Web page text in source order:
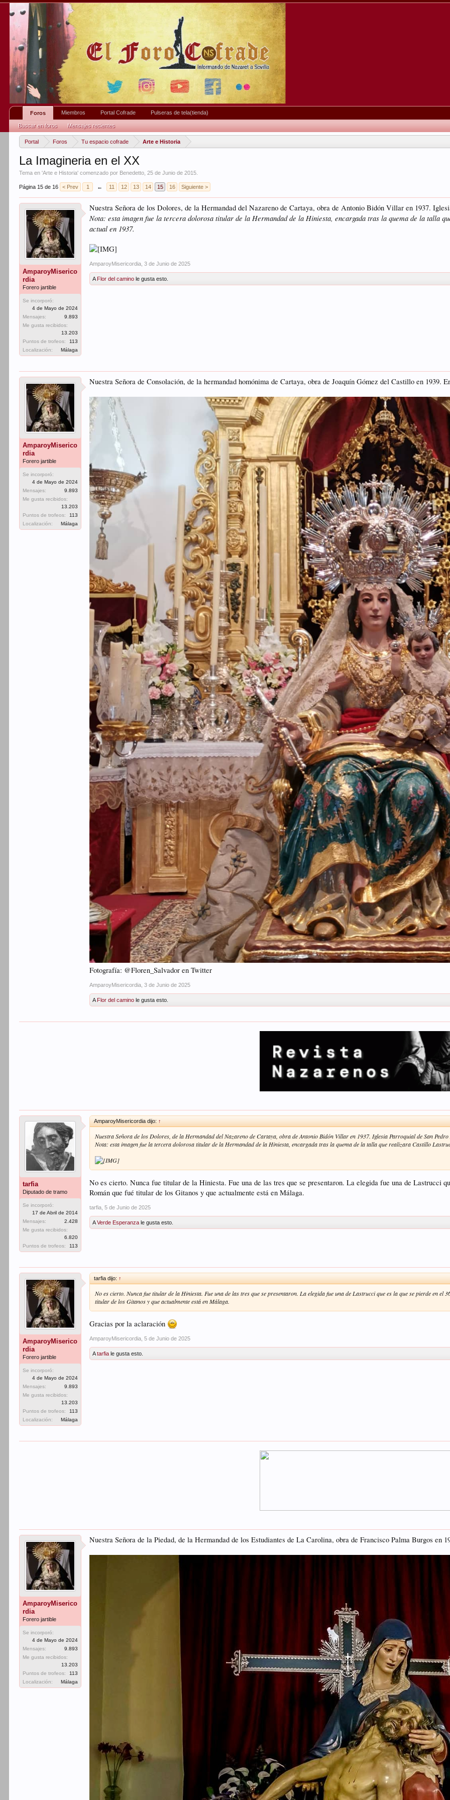
Portal Foros Tu espacio cofrade Arte e Historia
La Imagineria en el XX
Tema en 'Arte e Historia' comenzado por Benedetto ,25 de Junio de 2015
Página 15 de 16 < Prev 1 ← 11 12 13 14 15 16 Siguiente >
AmparoyMiserico
rdia
Forero jartible
Se incorporó:
4 de Mayo de 2024
Mensajes:
9.893
Me gusta recibidos:
13.203
Puntos de trofeos:
113
Localización:
Málaga
Nuestra Señora de los Dolores, de la Hermandad del Nazareno de Cartaya, obra de Antonio Bidón Villar en 1937.
Nota: esta imagen fue la tercera dolorosa titular de la Hermandad de la Hiniesta, encargada tras la quema de la talla
actual en 1937.
AmparoyMisericordia 3 de Junio de 2025
AFlor del camino le gusta esto.
AmparoyMiserico
rdia
Forero jartible
Se incorporó:
4 de Mayo de 2024
Mensajes:
9.893
Me gusta recibidos:
13.203
Puntos de trofeos:
113
Localización:
Málaga
Nuestra Señora de Consolación, de la hermandad homónima de Cartaya, obra de Joaquín Gómez del Castillo en 1939.
Fotografía: @Floren_Salvador en Twitter
AmparoyMisericordia 3 de Junio de 2025
AFlor del camino le gusta esto.
tarfia
Diputado de tramo
Se incorporó:
17 de Abril de 2014
Mensajes:
2.428
Me gusta recibidos:
6.820
Puntos de trofeos:
113
AmparoyMisericordia dijo: ↑
Nuestra Señora de los Dolores, de la Hermandad del Nazareno de Cartaya, obra de Antonio Bidón Villar en 1937. Iglesia Parroquial de San
Nota: esta imagen fue la tercera dolorosa titular de la Hermandad de la Hiniesta, encargada tras la quema de la talla que realizara Castillo
No es cierto. Nunca fue titular de la Hiniesta. Fue una de las tres que se presentaron. La elegida fue una de Lastrucci
Román que fué titular de los Gitanos y que actualmente está en Málaga.
tarfia 5 de Junio de 2025
AVerde Esperanza le gusta esto.
AmparoyMiserico
rdia
Forero jartible
Se incorporó:
4 de Mayo de 2024
Mensajes:
9.893
Me gusta recibidos:
13.203
Puntos de trofeos:
113
Localización:
Málaga
tarfia dijo: ↑
No es cierto. Nunca fue titular de la Hiniesta. Fue una de las tres que se presentaron. La elegida fue una de Lastrucci que es la que se pierde en el
titular de los Gitanos y que actualmente está en Málaga.
Gracias por la aclaración
AmparoyMisericordia 5 de Junio de 2025
Atarfia le gusta esto.
AmparoyMiserico
rdia
Forero jartible
Se incorporó:
4 de Mayo de 2024
Mensajes:
9.893
Me gusta recibidos:
13.203
Puntos de trofeos:
113
Localización:
Málaga
Nuestra Señora de la Piedad, de la Hermandad de los Estudiantes de La Carolina, obra de Francisco Palma Burgos en
Foros
Buscar en foros Mensajes recientes
Miembros Portal Cofrade Pulseras de tela(tienda)